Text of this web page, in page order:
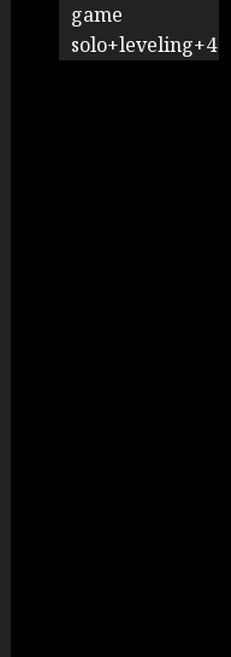
game
solo+leveling+4